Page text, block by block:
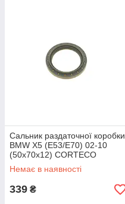
Сальник раздаточної коробки
BMW X5 (E53/E70) 02-10
(50x70x12) CORTECO
01035169B UA62
Немає в наявності
339 ₴